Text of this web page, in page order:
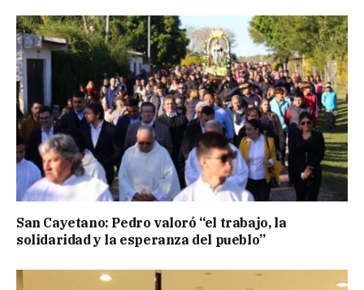
San Cayetano: Pedro valoró “el trabajo, la
solidaridad y la esperanza del pueblo”